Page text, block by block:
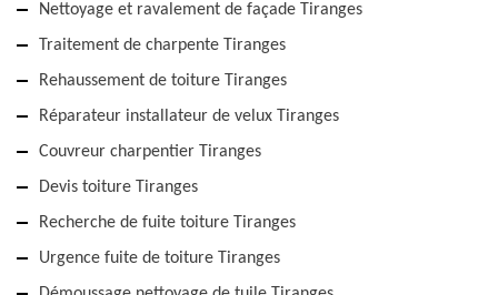
Nettoyage et ravalement de façade Tiranges
Traitement de charpente Tiranges
Rehaussement de toiture Tiranges
Réparateur installateur de velux Tiranges
Couvreur charpentier Tiranges
Devis toiture Tiranges
Recherche de fuite toiture Tiranges
Urgence fuite de toiture Tiranges